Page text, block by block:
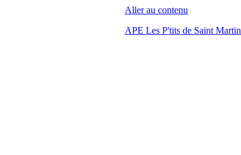
Aller au contenu
APE Les P'tits de Saint Martin